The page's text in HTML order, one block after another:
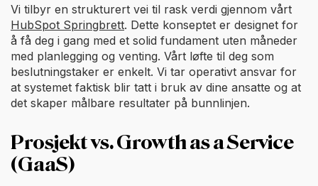
Vi tilbyr en strukturert vei til rask verdi gjennom vårt
HubSpot Springbrett. Dette konseptet er designet for
å få deg i gang med et solid fundament uten måneder
med planlegging og venting. Vårt løfte til deg som
beslutningstaker er enkelt. Vi tar operativt ansvar for
at systemet faktisk blir tatt i bruk av dine ansatte og at
det skaper målbare resultater på bunnlinjen.
Prosjekt vs. Growth as a Service
(GaaS)